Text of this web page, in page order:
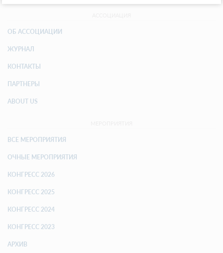
ОБ АССОЦИАЦИИ
ЖУРНАЛ
КОНТАКТЫ
ПАРТНЕРЫ
ABOUT US
ВСЕ МЕРОПРИЯТИЯ
ОЧНЫЕ МЕРОПРИЯТИЯ
КОНГРЕСС 2026
КОНГРЕСС 2025
КОНГРЕСС 2024
КОНГРЕСС 2023
АРХИВ